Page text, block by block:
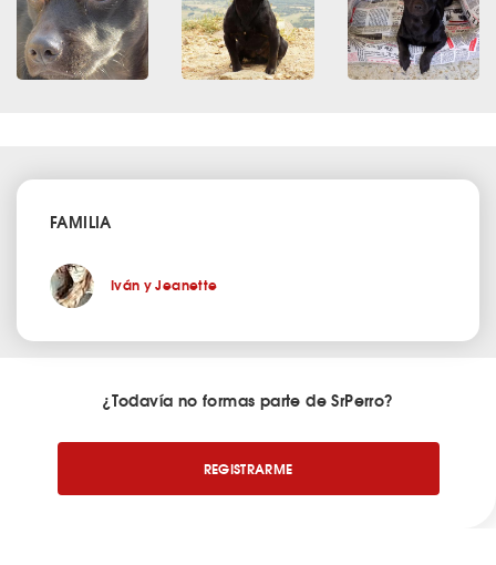
FAMILIA
Iván y Jeanette
¿Todavía no formas parte de SrPerro?
REGISTRARME